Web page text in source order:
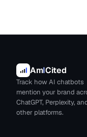
AmICited
Track how AI chatbots
mention your brand
ChatGPT, Perplexity,
other platforms.